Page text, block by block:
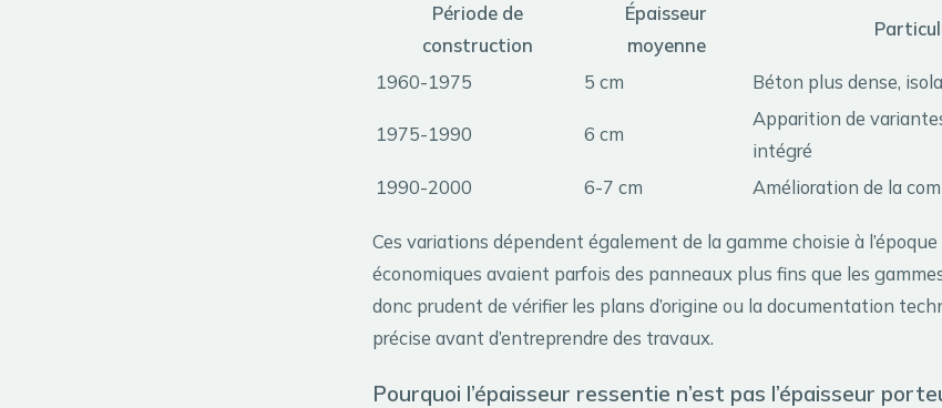
Période de
construction
Épaisseur
moyenne
1960-1975 5 cm Béton plus dense,
1975-1990 6 cm
Apparition de
intégré
1990-2000
6-7 cm Amélioration de la
Ces variations dépendent également de la gamme choisie à l’époque
économiques avaient parfois des panneaux plus fins que les
donc prudent de vérifier les plans d’origine ou la documentation
précise avant d’entreprendre des travaux.
Pourquoi l’épaisseur ressentie n’est pas l’épaisseur